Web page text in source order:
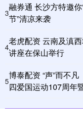
3
融券通 长沙方特邀
节”清凉来袭
4
老虎配资 云南及滇
讲座在保山举行
5
博泰配资 “声”而不
四爱国运动107周年